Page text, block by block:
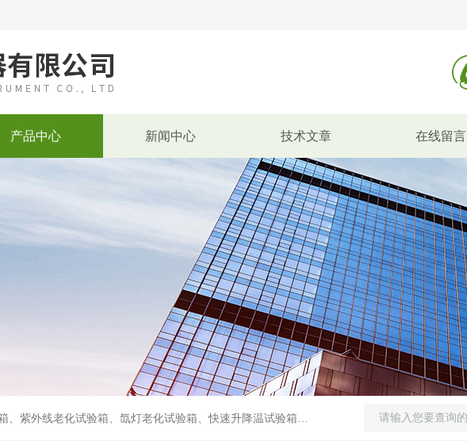
产品中心 新闻中心 技术文章 在线留言
试验箱、步入式恒温恒湿试验室、高温老化房、真空及无尘干燥试验箱、盐水喷雾试验箱、跌落试验机、电磁振动台等各类环境仪器和力学试验设备。